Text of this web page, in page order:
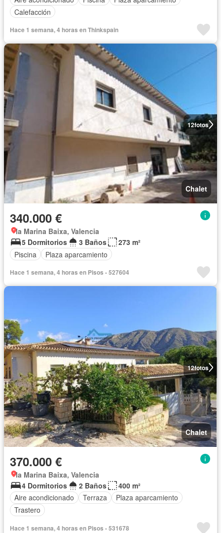
Calefacción
Hace 1 semana, 4 horas en Thinkspain
12fotos
Chalet
340.000 €
la Marina Baixa, Valencia
5 Dormitorios
3 Baños
273 m²
Piscina
Plaza aparcamiento
Hace 1 semana, 4 horas en Pisos - 527604
12fotos
Chalet
370.000 €
la Marina Baixa, Valencia
4 Dormitorios
2 Baños
400 m²
Aire acondicionado
Terraza
Plaza aparcamiento
Trastero
Hace 1 semana, 4 horas en Pisos - 531678